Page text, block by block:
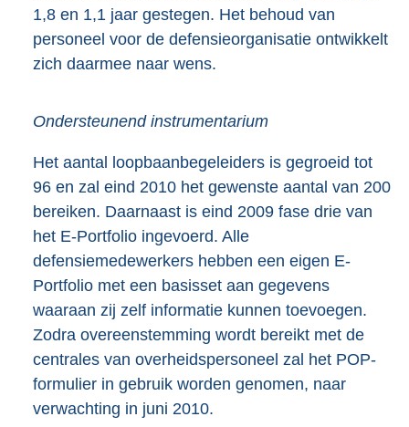
1,8 en 1,1 jaar gestegen. Het behoud van
personeel voor de defensieorganisatie ontwikkelt
zich daarmee naar wens.
Ondersteunend instrumentarium
Het aantal loopbaanbegeleiders is gegroeid tot
96 en zal eind 2010 het gewenste aantal van 200
bereiken. Daarnaast is eind 2009 fase drie van
het E-Portfolio ingevoerd. Alle
defensiemedewerkers hebben een eigen E-
Portfolio met een basisset aan gegevens
waaraan zij zelf informatie kunnen toevoegen.
Zodra overeenstemming wordt bereikt met de
centrales van overheidspersoneel zal het POP-
formulier in gebruik worden genomen, naar
verwachting in juni 2010.